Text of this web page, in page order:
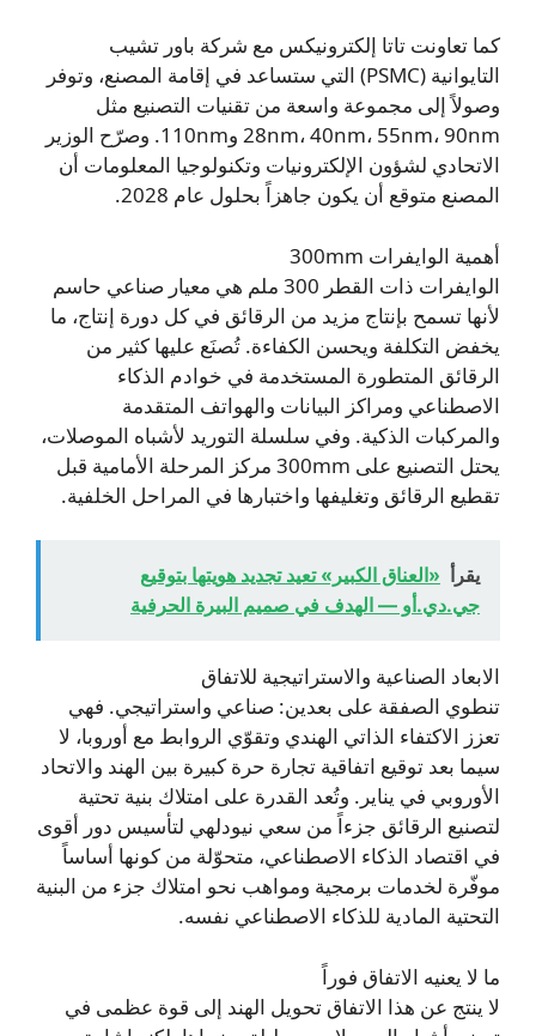
كما تعاونت تاتا إلكترونيكس مع شركة باور تشيب
التايوانية (PSMC) التي ستساعد في إقامة المصنع، وتوفر
وصولاً إلى مجموعة واسعة من تقنيات التصنيع مثل
28nm، 40nm، 55nm، 90nm و110nm. وصرّح الوزير
الاتحادي لشؤون الإلكترونيات وتكنولوجيا المعلومات أن
المصنع متوقع أن يكون جاهزاً بحلول عام 2028.
أهمية الوايفرات 300mm
الوايفرات ذات القطر 300 ملم هي معيار صناعي حاسم
لأنها تسمح بإنتاج مزيد من الرقائق في كل دورة إنتاج، ما
يخفض التكلفة ويحسن الكفاءة. تُصنَع عليها كثير من
الرقائق المتطورة المستخدمة في خوادم الذكاء
الاصطناعي ومراكز البيانات والهواتف المتقدمة
والمركبات الذكية. وفي سلسلة التوريد لأشباه الموصلات،
يحتل التصنيع على 300mm مركز المرحلة الأمامية قبل
تقطيع الرقائق وتغليفها واختبارها في المراحل الخلفية.
يقرأ «العناق الكبير» تعيد تجديد هويتها بتوقيع
جي.دي.أو — الهدف في صميم البيرة الحرفية
الابعاد الصناعية والاستراتيجية للاتفاق
تنطوي الصفقة على بعدين: صناعي واستراتيجي. فهي
تعزز الاكتفاء الذاتي الهندي وتقوّي الروابط مع أوروبا، لا
سيما بعد توقيع اتفاقية تجارة حرة كبيرة بين الهند والاتحاد
الأوروبي في يناير. وتُعد القدرة على امتلاك بنية تحتية
لتصنيع الرقائق جزءاً من سعي نيودلهي لتأسيس دور أقوى
في اقتصاد الذكاء الاصطناعي، متحوّلة من كونها أساساً
موفّرة لخدمات برمجية ومواهب نحو امتلاك جزء من البنية
التحتية المادية للذكاء الاصطناعي نفسه.
ما لا يعنيه الاتفاق فوراً
لا ينتج عن هذا الاتفاق تحويل الهند إلى قوة عظمى في